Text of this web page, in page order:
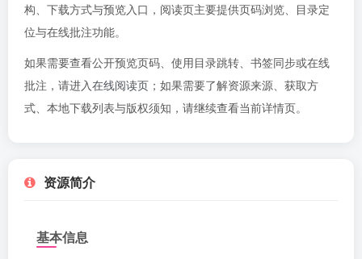
构、下载方式与预览入口，阅读页主要提供页码浏览、目录定
位与在线批注功能。
如果需要查看公开预览页码、使用目录跳转、书签同步或在线
批注，请进入在线阅读页 ；如果需要了解资源来源、获取方
式、本地下载列表与版权须知，请继续查看当前详情页。
资源简介
基本信息